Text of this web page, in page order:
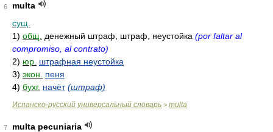
6
multa
сущ.
1) общ. денежный штраф, штраф, неустойка (por faltar al
compromiso, al contrato)
2) юр. штрафная неустойка
3) экон.
пеня
4) бухг. начёт (штраф)
Испанско-русский универсальный словарь > multa
7
multa pecuniaria